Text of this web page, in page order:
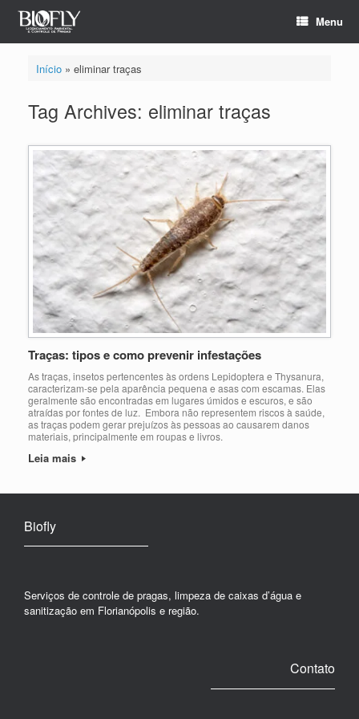
Menu
Início» eliminar traças
Tag Archives: eliminar traças
Traças: tipos e como prevenir infestações
As traças, insetos pertencentes às ordens Lepidoptera e Thysanura,
caracterizam-se pela aparência pequena e asas com escamas. Elas
geralmente são encontradas em lugares úmidos e escuros, e são
atraídas por fontes de luz. Embora não representem riscos à saúde,
as traças podem gerar prejuízos às pessoas ao causarem danos
materiais, principalmente em roupas e livros.
Leia mais
Biofly
Serviços de controle de pragas, limpeza de caixas d’água e
sanitização em Florianópolis e região.
Contato